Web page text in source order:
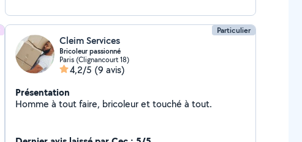
Particulier
Cleim Services
Bricoleur passionné
Paris (Clignancourt 18)
4,2/5 (9 avis)
Présentation
Homme à tout faire, bricoleur et touché à tout.